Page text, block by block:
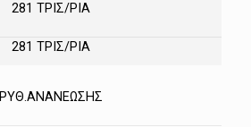
281 ΤΡΙΣ/ΡΙΑ
281 ΤΡΙΣ/ΡΙΑ
ΡΥΘ.ΑΝΑΝΕΩΣΗΣ